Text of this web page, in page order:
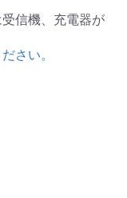
信機、充電器が
さい。